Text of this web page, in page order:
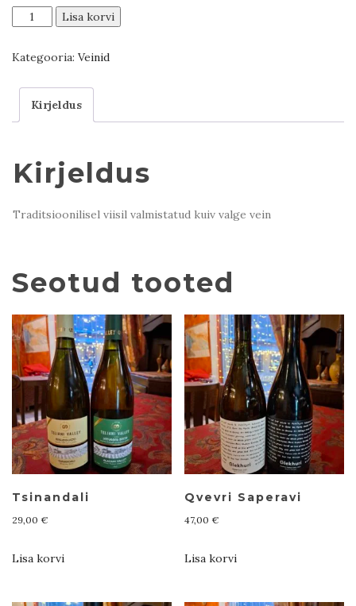
Qvevri
Rkatsiteli
Lisa korvi
Kategooria: Veinid
Kirjeldus
Kirjeldus
Traditsioonilisel viisil valmistatud kuiv valge vein
Seotud tooted
Tsinandali
29,00 €
Lisa korvi
Qvevri Saperavi
47,00 €
Lisa korvi